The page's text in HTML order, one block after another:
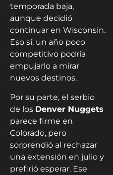
temporada baja,
aunque decidió
continuar en Wisconsin.
Eso sí, un año poco
competitivo podría
empujarlo a mirar
nuevos destinos.
Por su parte, el serbio
de los Denver Nuggets
parece firme en
Colorado, pero
sorprendió al rechazar
una extensión en julio y
prefirió esperar. Ese